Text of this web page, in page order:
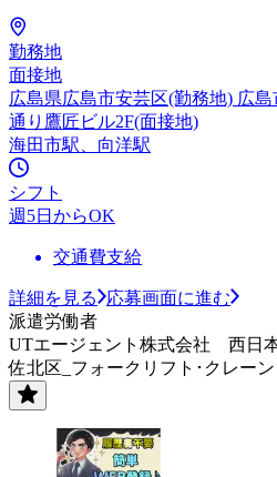
勤務地
面接地
広島県広島市安芸区(勤務地) 広
通り鷹匠ビル2F(面接地)
海田市駅、向洋駅
シフト
週5日からOK
交通費支給
詳細を見る
応募画面に進む
派遣労働者
UTエージェント株式会社 西日
佐北区_フォークリフト･クレーン